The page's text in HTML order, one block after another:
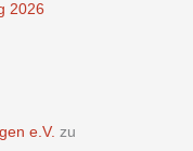
2026
e.V. zu